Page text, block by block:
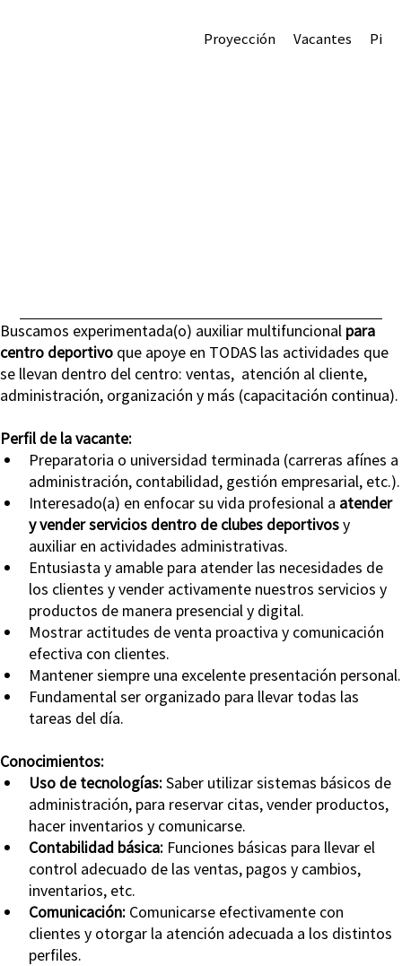
Proyección Vacantes
Buscamos experimentada(o) auxiliar multifuncional para
centro deportivo que apoye en TODAS las actividades que
se llevan dentro del centro: ventas,  atención al cliente,
administración, organización y más (capacitación continua).
Perfil de la vacante:
Preparatoria o universidad terminada (carreras afínes a
administración, contabilidad, gestión empresarial, etc.).
Interesado(a) en enfocar su vida profesional a atender
y vender servicios dentro de clubes deportivos y
auxiliar en actividades administrativas.
Entusiasta y amable para atender las necesidades de
los clientes y vender activamente nuestros servicios y
productos de manera presencial y digital.
Mostrar actitudes de venta proactiva y comunicación
efectiva con clientes.
Mantener siempre una excelente presentación personal.
Fundamental ser organizado para llevar todas las
tareas del día.
Conocimientos:
Uso de tecnologías: Saber utilizar sistemas básicos de
administración, para reservar citas, vender productos,
hacer inventarios y comunicarse.
Contabilidad básica: Funciones básicas para llevar el
control adecuado de las ventas, pagos y cambios,
inventarios, etc.
Comunicación: Comunicarse efectivamente con
clientes y otorgar la atención adecuada a los distintos
perfiles.